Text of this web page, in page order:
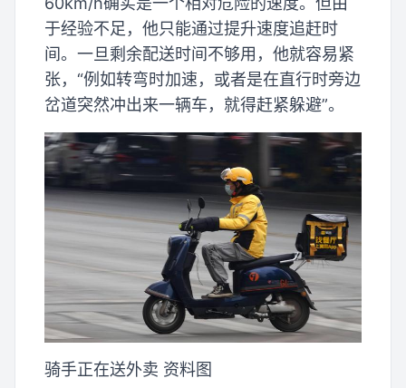
于经验不足，他只能通过提升速度追赶时
间。一旦剩余配送时间不够用，他就容易紧
张，“例如转弯时加速，或者是在直行时旁边
岔道突然冲出来一辆车，就得赶紧躲避”。
骑手正在送外卖 资料图